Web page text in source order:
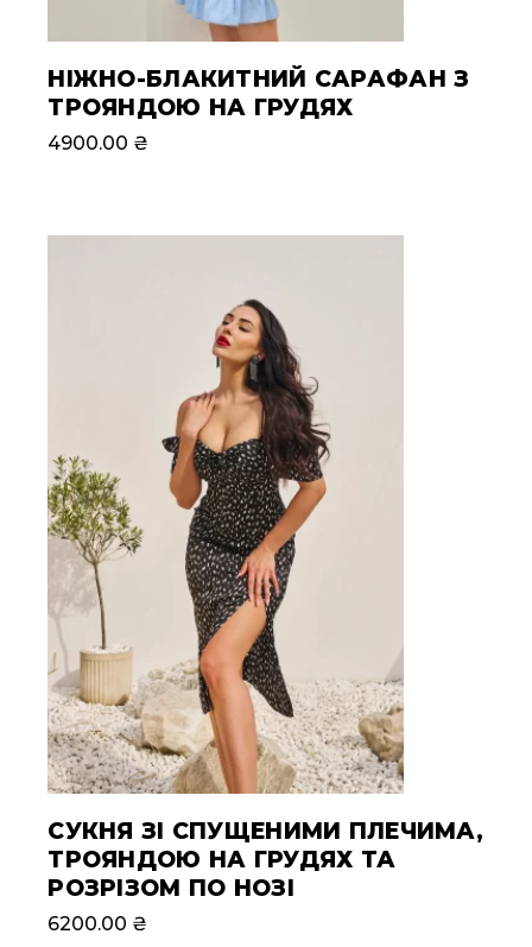
НІЖНО-БЛАКИТНИЙ САРАФАН З
ТРОЯНДОЮ НА ГРУДЯХ
4900.00 ₴
СУКНЯ ЗІ СПУЩЕНИМИ ПЛЕЧИМА,
ТРОЯНДОЮ НА ГРУДЯХ ТА
РОЗРІЗОМ ПО НОЗІ
6200.00 ₴